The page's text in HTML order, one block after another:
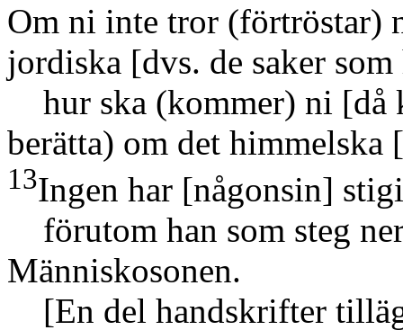
Om ni inte tror (förtröstar)
jordiska [dvs. de saker
hur ska (kommer) ni [då
berätta) om det himmelska
13Ingen har [någonsin]
förutom han som steg
Människosonen.
[En del handskrifter